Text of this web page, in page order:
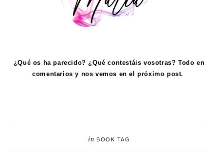
¿Qué os ha parecido? ¿Qué contestáis vosotras? Todo en
comentarios y nos vemos en el próximo post.
in BOOK TAG